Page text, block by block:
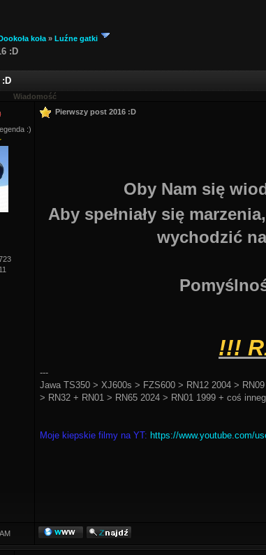
koła » Luźne gatki
:D
:D
Wiadomość
:)
Pierwszy post 2016 :D
Oby Nam się
Aby spełniały się
wychodzić
!!!
---
Jawa TS350 > XJ600s > FZS600 > RN12 2004 >
> RN32 + RN01 > RN65 2024 > RN01 1999 + coś
Moje kiepskie filmy na YT: https://www.youtube.com/